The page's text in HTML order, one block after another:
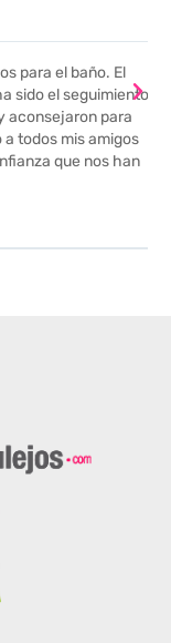
el baño. El
el seguimiento
para
mis amigos
que nos han